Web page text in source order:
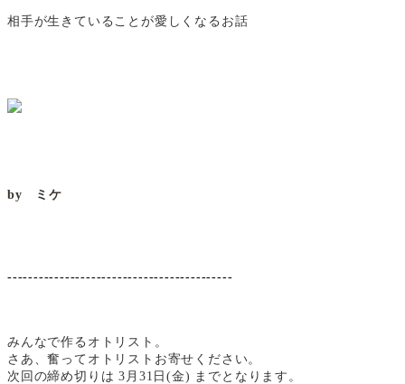
相手が生きていることが愛しくなるお話
by ミケ
-------------------------------------------
みんなで作るオトリスト。
さあ、奮ってオトリストお寄せください。
次回の締め切りは 3月31日(金) までとなります。